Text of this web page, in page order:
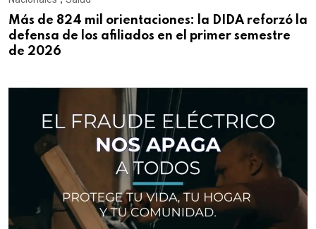
Más de 824 mil orientaciones: la DIDA reforzó la
defensa de los afiliados en el primer semestre
de 2026